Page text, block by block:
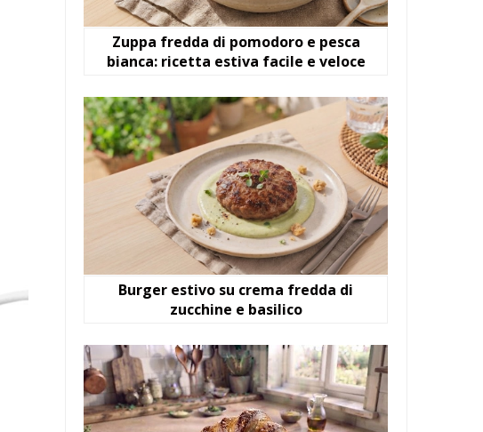
Zuppa fredda di pomodoro e pesca
bianca: ricetta estiva facile e veloce
Burger estivo su crema fredda di
zucchine e basilico